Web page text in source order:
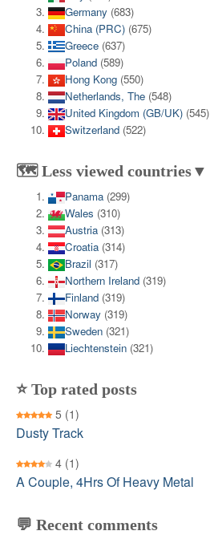
Germany (683)
China (PRC) (675)
Greece (637)
Poland (589)
Hong Kong (550)
Netherlands, The (548)
United Kingdom (GB/UK) (545)
Switzerland (522)
🗺️ Less viewed countries▼
Panama (299)
Wales (310)
Austria (313)
Croatia (314)
Brazil (317)
Northern Ireland (319)
Finland (319)
Norway (319)
Sweden (321)
Liechtenstein (321)
⭐ Top rated posts
5 (1)
Dusty Track
4 (1)
A Couple, 4Hrs Of Heavy Metal
💬 Recent comments